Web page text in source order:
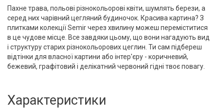
Пахне трава, польові різнокольорові квіти, шумлять берези, а
серед них чарівний цегляний будиночок. Красива картина? З
плитками колекції Semir через хвилину можеш переміститися
в це чудове місце. Все завдяки цьому, що вони нагадують вид
і структуру старих різнокольорових цеглин. Ти сам підбереш
відтінки для власної картини або інтер'єру - коричневий,
бежевий, графітовий і делікатний червоний гідні твоє повагу.
Характеристики